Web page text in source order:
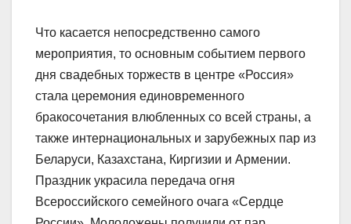
Что касается непосредственно самого
мероприятия, то основным событием первого
дня свадебных торжеств в центре «Россия»
стала церемония единовременного
бракосочетания влюбленных со всей страны, а
также интернациональных и зарубежных пар из
Беларуси, Казахстана, Киргизии и Армении.
Праздник украсила передача огня
Всероссийского семейного очага «Сердце